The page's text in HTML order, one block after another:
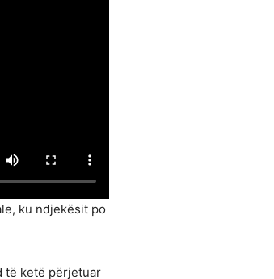
ku ndjekësit po
të ketë përjetuar